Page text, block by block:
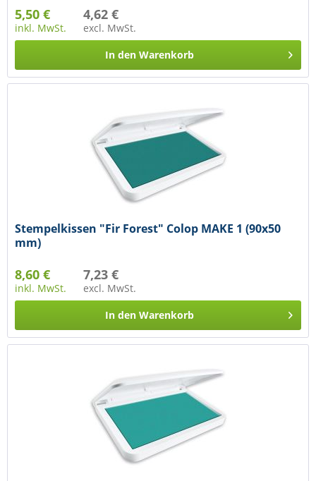
5,50 €
inkl. MwSt.
4,62 €
excl. MwSt.
In den Warenkorb
Stempelkissen "Fir Forest" Colop MAKE 1 (90x50
mm)
8,60 €
inkl. MwSt.
7,23 €
excl. MwSt.
In den Warenkorb